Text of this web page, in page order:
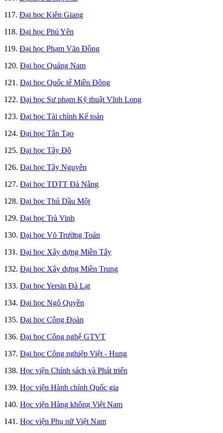
117. Đại học Kiên Giang
118. Đại học Phú Yên
119. Đại học Phạm Văn Đồng
120. Đại học Quảng Nam
121. Đại học Quốc tế Miền Đông
122. Đại học Sư phạm Kỹ thuật Vĩnh Long
123. Đại học Tài chính Kế toán
124. Đại học Tân Tạo
125. Đại học Tây Đô
126. Đại học Tây Nguyên
127. Đại học TDTT Đà Nẵng
128. Đại học Thủ Dầu Một
129. Đại học Trà Vinh
130. Đại học Võ Trường Toản
131. Đại học Xây dựng Miền Tây
132. Đại học Xây dựng Miền Trung
133. Đại học Yersin Đà Lạt
134. Đại học Ngô Quyền
135. Đại học Công Đoàn
136. Đại học Công nghệ GTVT
137. Đại học Công nghiệp Việt - Hung
138. Học viện Chính sách và Phát triển
139. Học viện Hành chính Quốc gia
140. Học viện Hàng không Việt Nam
141. Học viện Phụ nữ Việt Nam